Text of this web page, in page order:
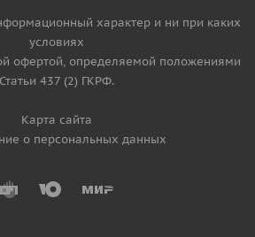
характер и ни при каких
условиях
офертой, определяемой положениями
Статьи 437 (2) ГКРФ.
Карта сайта
о персональных данных